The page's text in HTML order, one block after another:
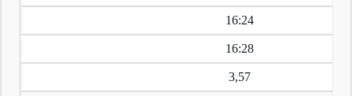
16:24
16:28
3,57